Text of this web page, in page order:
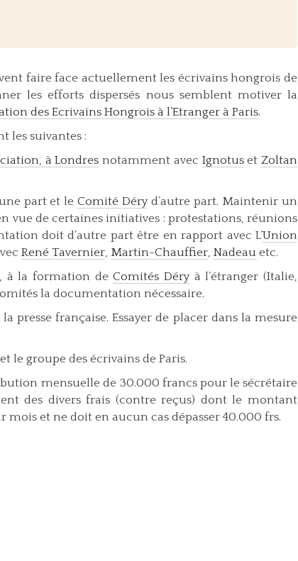
faire face actuellement les écrivains hongrois de
les efforts dispersés nous semblent motiver la
des Ecrivains Hongrois à l’Etranger à Paris.
les suivantes :
à Londres notamment avec IgnotusetZoltan
part et leComité Déry d’autre part. Maintenir un
vue de certaines initiatives : protestations, réunions
doit d’autre part être en rapport avec L’Union
René Tavernier, Martin-Chauffier, Nadeau etc.
à la formation deComités Déryà l’étranger (Italie,
la documentation nécessaire.
presse française. Essayer de placer dans la mesure
le groupe des écrivains de Paris.
mensuelle de 30.000 francs pour le sécrétaire
des divers frais (contre reçus) dont le montant
et ne doit en aucun cas dépasser 40.000 frs.